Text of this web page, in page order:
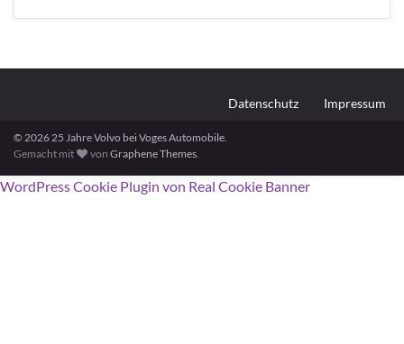
Datenschutz Impressum
© 2026 25 Jahre Volvo bei Voges Automobile.
Gemacht mit
vonGraphene Themes
WordPress Cookie Plugin von Real Cookie Banner